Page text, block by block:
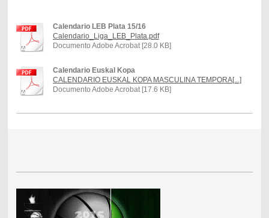
Calendario LEB Plata 15/16
Calendario_Liga_LEB_Plata.pdf
Documento Adobe Acrobat [28.0 KB]
Calendario Euskal Kopa
CALENDARIO EUSKAL KOPA MASCULINA TEMPORA[...]
Documento Adobe Acrobat [17.6 KB]